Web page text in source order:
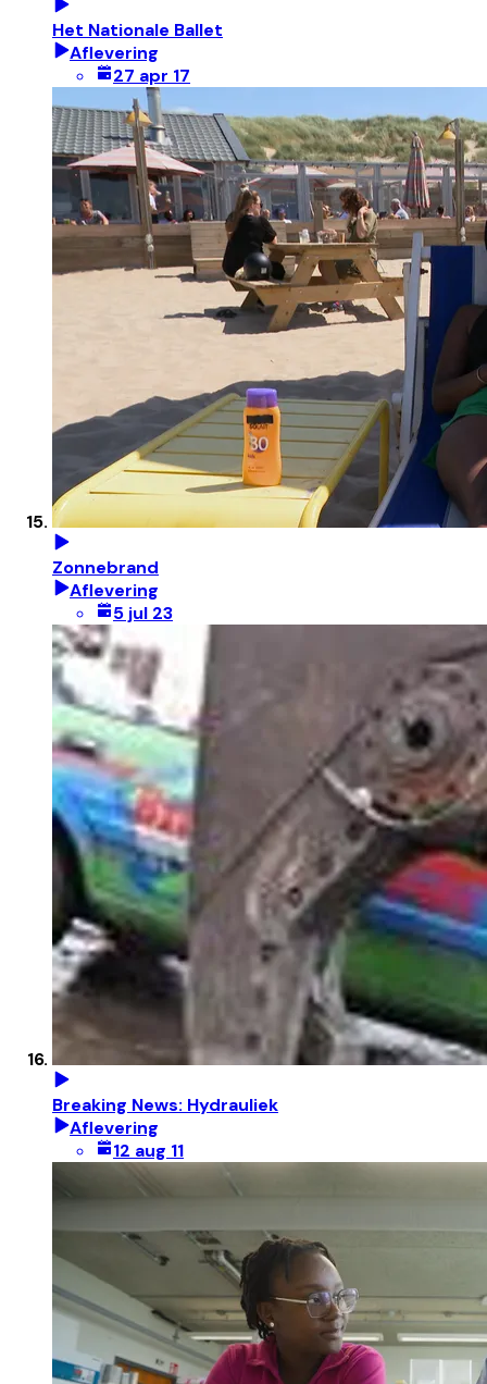
Het Nationale Ballet
Aflevering
27 apr 17
Zonnebrand
Aflevering
5 jul 23
Breaking News: Hydrauliek
Aflevering
12 aug 11